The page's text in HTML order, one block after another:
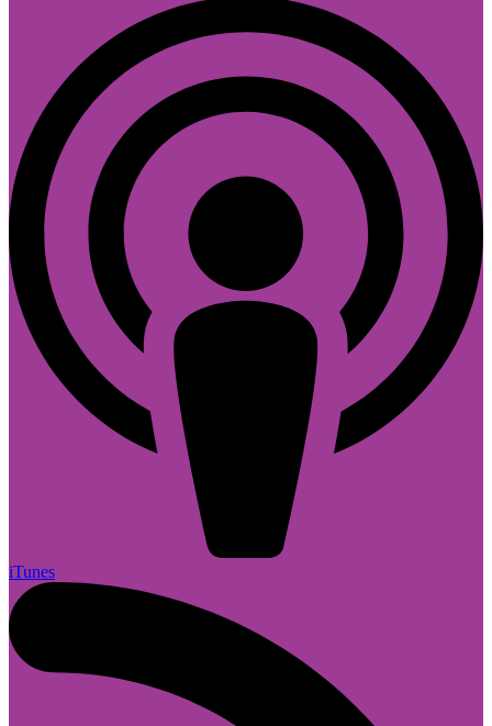
iTunes